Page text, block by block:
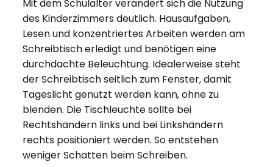
Mit dem Schulalter verändert sich die Nutzung
des Kinderzimmers deutlich. Hausaufgaben,
Lesen und konzentriertes Arbeiten werden am
Schreibtisch erledigt und benötigen eine
durchdachte Beleuchtung. Idealerweise steht
der Schreibtisch seitlich zum Fenster, damit
Tageslicht genutzt werden kann, ohne zu
blenden. Die Tischleuchte sollte bei
Rechtshändern links und bei Linkshändern
rechts positioniert werden. So entstehen
weniger Schatten beim Schreiben.